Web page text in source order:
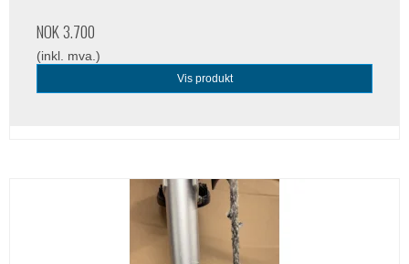
NOK 3.700
(inkl. mva.)
Vis produkt